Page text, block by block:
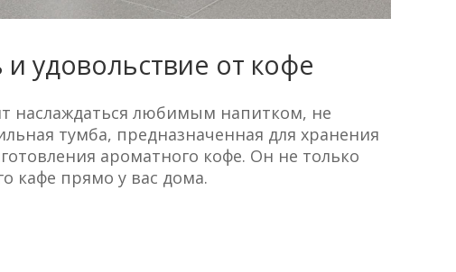
удовольствие от кофе
наслаждаться любимым напитком, не
тумба, предназначенная для хранения
ароматного кофе. Он не только
кафе прямо у вас дома.